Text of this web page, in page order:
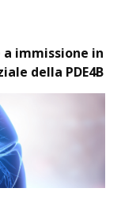
immissione in
della PDE4B